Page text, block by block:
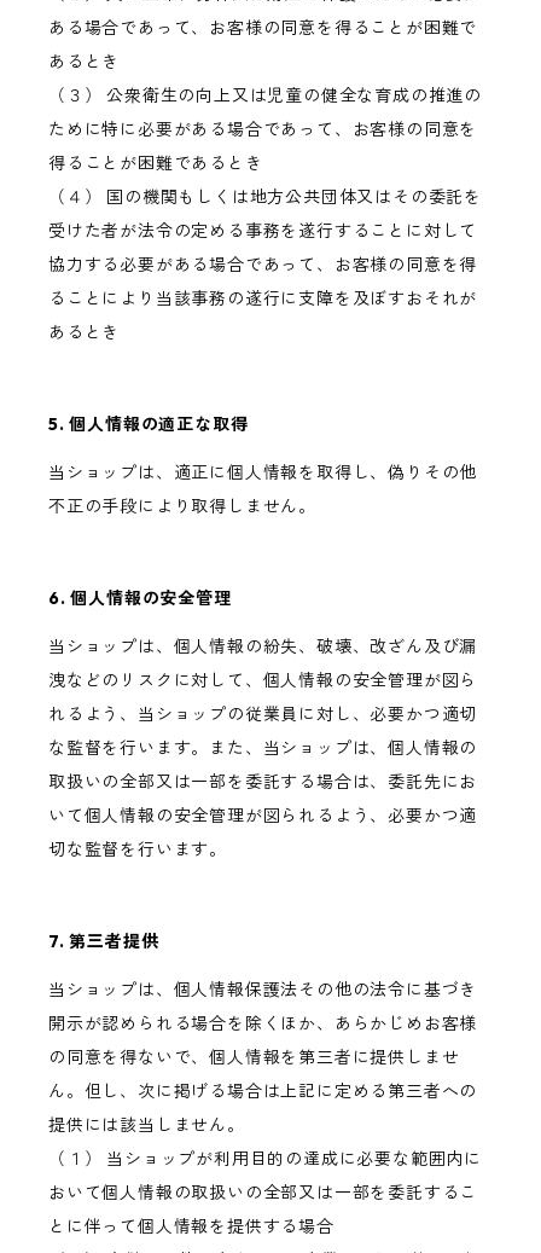
ある場合であって、お客様の同意を得ることが困難で
あるとき
（３） 公衆衛生の向上又は児童の健全な育成の推進の
ために特に必要がある場合であって、お客様の同意を
得ることが困難であるとき
（４） 国の機関もしくは地方公共団体又はその委託を
受けた者が法令の定める事務を遂行することに対して
協力する必要がある場合であって、お客様の同意を得
ることにより当該事務の遂行に支障を及ぼすおそれが
あるとき
5. 個人情報の適正な取得
当ショップは、適正に個人情報を取得し、偽りその他
不正の手段により取得しません。
6. 個人情報の安全管理
当ショップは、個人情報の紛失、破壊、改ざん及び漏
洩などのリスクに対して、個人情報の安全管理が図ら
れるよう、当ショップの従業員に対し、必要かつ適切
な監督を行います。また、当ショップは、個人情報の
取扱いの全部又は一部を委託する場合は、委託先にお
いて個人情報の安全管理が図られるよう、必要かつ適
切な監督を行います。
7. 第三者提供
当ショップは、個人情報保護法その他の法令に基づき
開示が認められる場合を除くほか、あらかじめお客様
の同意を得ないで、個人情報を第三者に提供しませ
ん。但し、次に掲げる場合は上記に定める第三者への
提供には該当しません。
（１） 当ショップが利用目的の達成に必要な範囲内に
おいて個人情報の取扱いの全部又は一部を委託するこ
とに伴って個人情報を提供する場合